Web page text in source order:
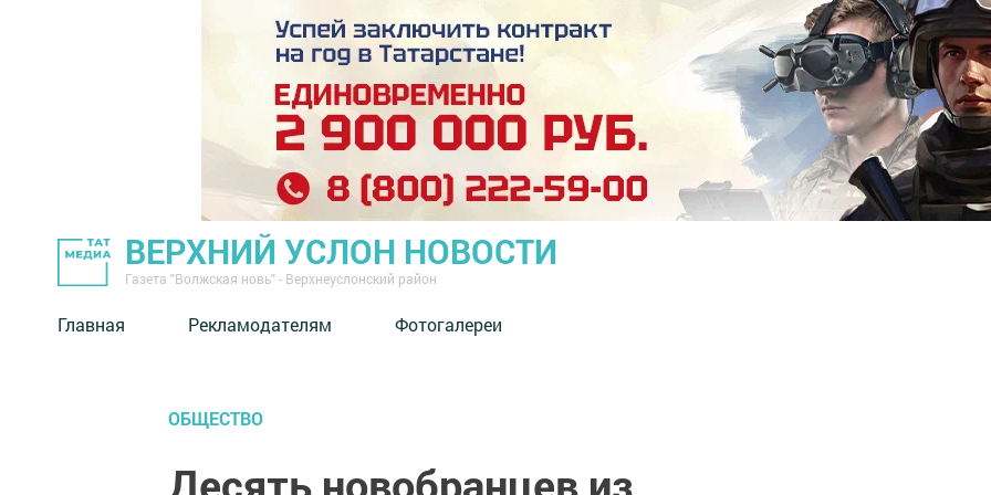
ВЕРХНИЙ УСЛОН НОВОСТИ
Газета "Волжская новь" - Верхнеуслонский район
Главная Рекламодателям Фотогалереи
ОБЩЕСТВО
Десять новобранцев из